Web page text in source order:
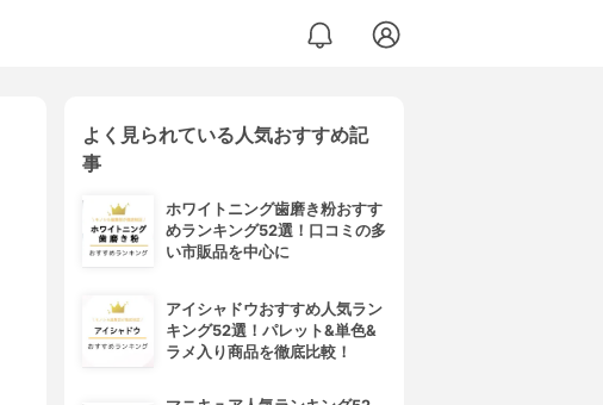
よく見られている人気おすすめ記
事
ホワイトニング歯磨き粉おすす
めランキング52選！口コミの多
い市販品を中心に
アイシャドウおすすめ人気ラン
キング52選！パレット&単色&
ラメ入り商品を徹底比較！